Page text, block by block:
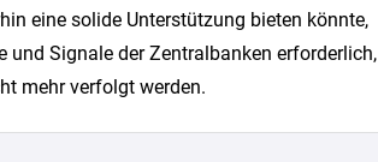
eine solide Unterstützung bieten könnte,
und Signale der Zentralbanken erforderlich,
mehr verfolgt werden.